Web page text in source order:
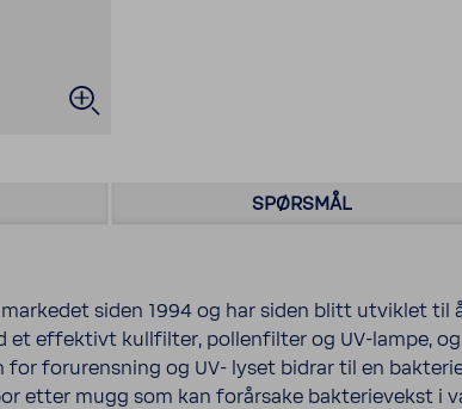
SPØRSMÅL
siden 1994 og har siden blitt utviklet til
effektivt kullfilter, pollenfilter og UV-lampe,
forurensning og UV- lyset bidrar til en
etter mugg som kan forårsake bakterievekst i